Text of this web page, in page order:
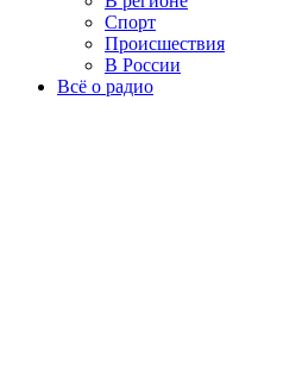
Спорт
Происшествия
В России
Всё о радио